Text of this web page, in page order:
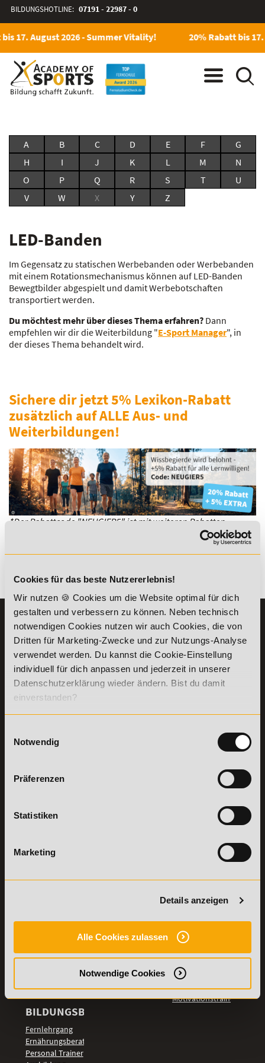
Cookies für das beste Nutzererlebnis!
Wir nutzen 🍪 Cookies um die Website optimal für dich
gestalten und verbessern zu können. Neben technisch
notwendigen Cookies nutzen wir auch Cookies, die von
Dritten für Marketing-Zwecke und zur Nutzungs-Analyse
verwendet werden. Du kannst die Cookie-Einstellung
individuell für dich anpassen und jederzeit in unserer
Datenschutzerklärung wieder ändern. Bist du damit
einverstanden?
Notwendig
Präferenzen
Statistiken
Marketing
Details anzeigen
Alle Cookies zulassen
Notwendige Cookies
BILDUNGSHOTLINE: 07191 - 22987 - 0
17. August 2026 - Summer Vitality! 20% Rabatt bis
A B C D E F
G
H
I J K L M
N
O
P Q R S T
U
V
W X Y Z
LED-Banden
Im Gegensatz zu statischen Werbebanden oder Werbebanden
mit einem Rotationsmechanismus können auf LED-Banden
Bewegtbilder abgespielt und damit Werbebotschaften
transportiert werden.
Du möchtest mehr über dieses Thema erfahren? Dann
empfehlen wir dir die Weiterbildung "E-Sport Manager", in
der dieses Thema behandelt wird.
Sichere dir jetzt 5% Lexikon-Rabatt
zusätzlich auf ALLE Aus- und
Weiterbildungen!
*Der Rabattcode "NEUGIER5" ist mit weiteren Rabatten
Es gibt keine Einträge mit diesem Anfangsbuchstaben.
KONTAKT
07191-22987-0
WhatsApp:
+49 (0) 7191 9513201
Willy-Brandt-Platz 2
Aus dem Ausland:
Montag bis Donnerstag: 8:00 - 19:00 Uhr
widerrufen
INFORMATIONEN
Die Academy
Lehr- und
Lernmethoden
PreisFAIRsprechen
Bring a Friend
der Academy of
Weiterbildungen
LEHRGÄNGE
Fitnesstrainer A-
Fernlehrgang
Ernährungsberater
werden
Mentaltrainer
Motivationstrainer
BILDUNGSBEREICHE
Fernlehrgang
Ernährungsberater
Personal Trainer